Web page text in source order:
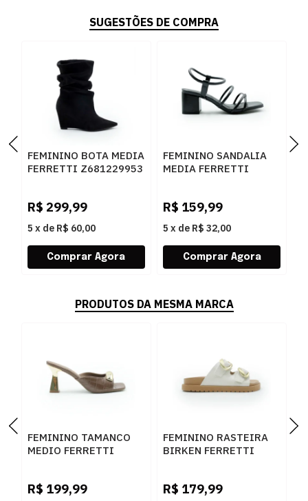
SUGESTÕES DE COMPRA
FEMININO BOTA MEDIA
FERRETTI Z681229953
R$ 299,99
5 x de R$ 60,00
FEMININO SANDALIA
MEDIA FERRETTI
R$ 159,99
5 x de R$ 32,00
PRODUTOS DA MESMA MARCA
FEMININO TAMANCO
MEDIO FERRETTI
R$ 199,99
FEMININO RASTEIRA
BIRKEN FERRETTI
R$ 179,99